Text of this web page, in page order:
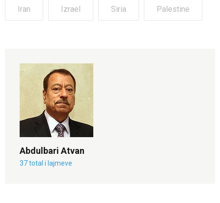
Iran Izrael Siria Palestine
Abdulbari Atvan
37 total i lajmeve